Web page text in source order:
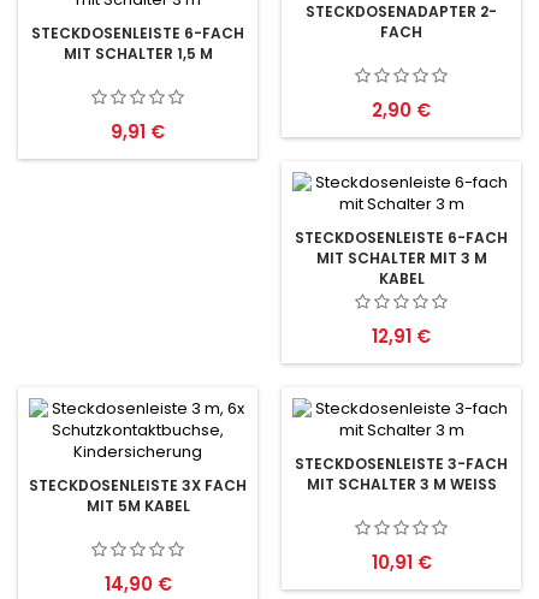
STECKDOSENLEISTE 6-FACH
MIT SCHALTER 1,5 M
Preis
9,91 €
STECKDOSENADAPTER 2-
FACH
Preis
2,90 €
STECKDOSENLEISTE 6-FACH
MIT SCHALTER MIT 3 M
KABEL
Preis
12,91 €
STECKDOSENLEISTE 3X FACH
MIT 5M KABEL
Preis
14,90 €
STECKDOSENLEISTE 3-FACH
MIT SCHALTER 3 M WEISS
Preis
10,91 €